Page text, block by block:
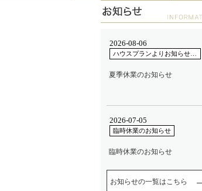
お知らせの一覧はこちら